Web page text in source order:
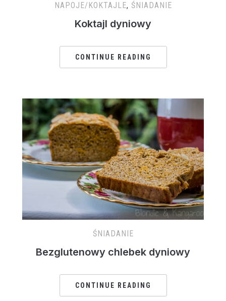
NAPOJE/KOKTAJLE, ŚNIADANIE
Koktajl dyniowy
CONTINUE READING
ŚNIADANIE
Bezglutenowy chlebek dyniowy
CONTINUE READING